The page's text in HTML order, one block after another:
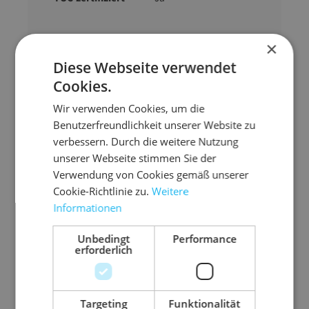
Zubehör-Artikel
×
Diese Webseite verwendet
Cookies.
Wir verwenden Cookies, um die
Benutzerfreundlichkeit unserer Website zu
verbessern. Durch die weitere Nutzung
unserer Webseite stimmen Sie der
Verwendung von Cookies gemäß unserer
Cookie-Richtlinie zu.Weitere
Informationen
Unbedingt
erforderlich
Performance
Targeting Funktionalität